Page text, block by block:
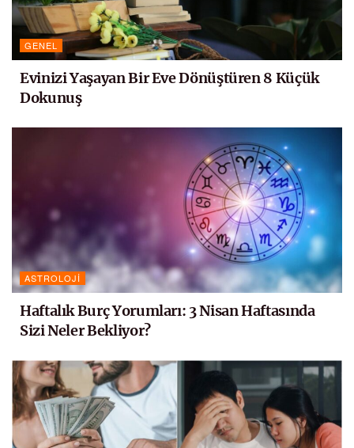
GENEL
Evinizi Yaşayan Bir Eve Dönüştüren 8 Küçük
Dokunuş
ASTROLOJI
Haftalık Burç Yorumları: 3 Nisan Haftasında
Sizi Neler Bekliyor?